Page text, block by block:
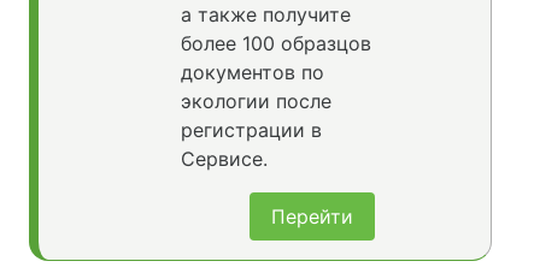
а также получите
более 100 образцов
документов по
экологии после
регистрации в
Сервисе.
Перейти